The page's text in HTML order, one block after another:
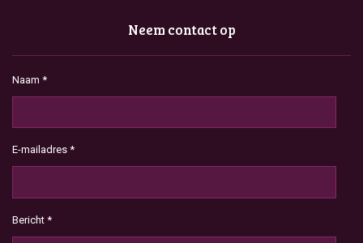
Neem contact op
Naam *
E-mailadres *
Bericht *